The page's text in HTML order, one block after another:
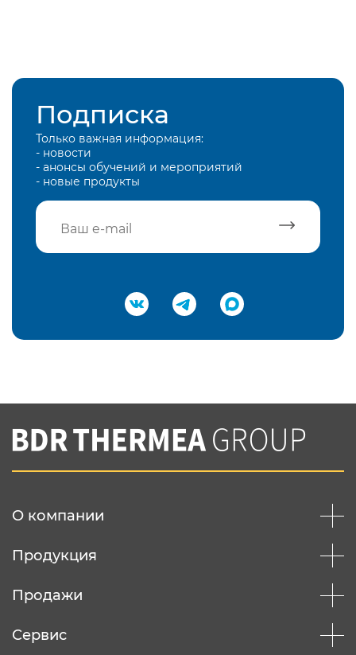
Подписка
Только важная информация:
- новости
- анонсы обучений и мероприятий
- новые продукты
Подтвердить e-mail
Вы соглашаетесь с нашей политикой
конфеденциальности
О компании
Продукция
Продажи
Сервис